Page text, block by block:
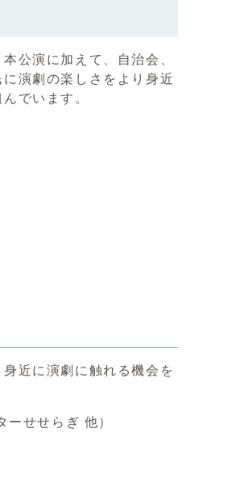
公演に加えて、自治会、
演劇の楽しさをより身近
でいます。
近に演劇に触れる機会を
せせらぎ 他）